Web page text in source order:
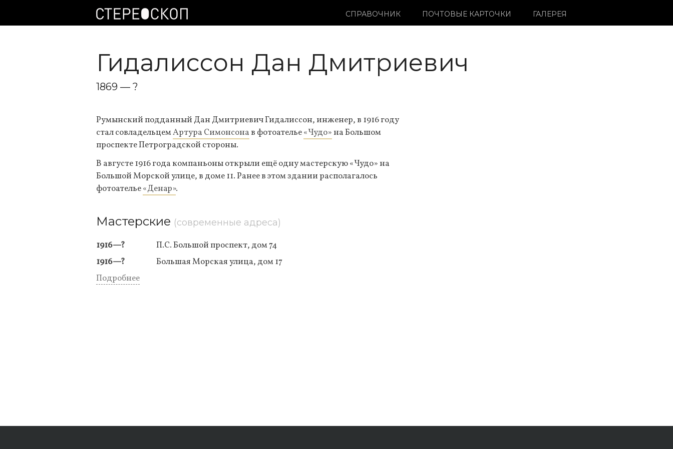
СПРАВОЧНИК ПОЧТОВЫЕ КАРТОЧКИ ГАЛЕРЕЯ
Гидалиссон Дан Дмитриевич
1869 — ?
Румынский подданный Дан Дмитриевич Гидалиссон, инженер, в 1916 году
стал совладельцемАртура Симонсона в фотоателье«Чудо» на Большом
проспекте Петроградской стороны.
В августе 1916 года компаньоны открыли ещё одну мастерскую «Чудо» на
Большой Морской улице, в доме 11. Ранее в этом здании располагалось
фотоателье«Денар».
Мастерские (современные адреса)
1916—?
П.С. Большой проспект, дом 74
1916—?
Большая Морская улица, дом 17
Подробнее